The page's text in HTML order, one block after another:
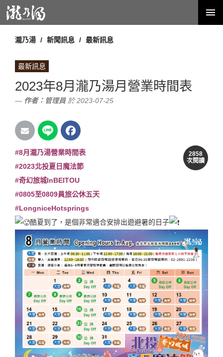
瀧乃湯 新聞訊息 最新訊息
最新訊息
2023年8月瀧乃湯月營業時間表
作者： 管理員 於 2023-07-25
2858
次閱讀
#8月瀧乃湯營業時間表
#2023北投夏日魔法節
#奇幻旅城InBEITOU
#0805至0809員旅公休五天
#LongniceHotsprings
酷夏到了，是個非常適合安排出遊避暑的日子